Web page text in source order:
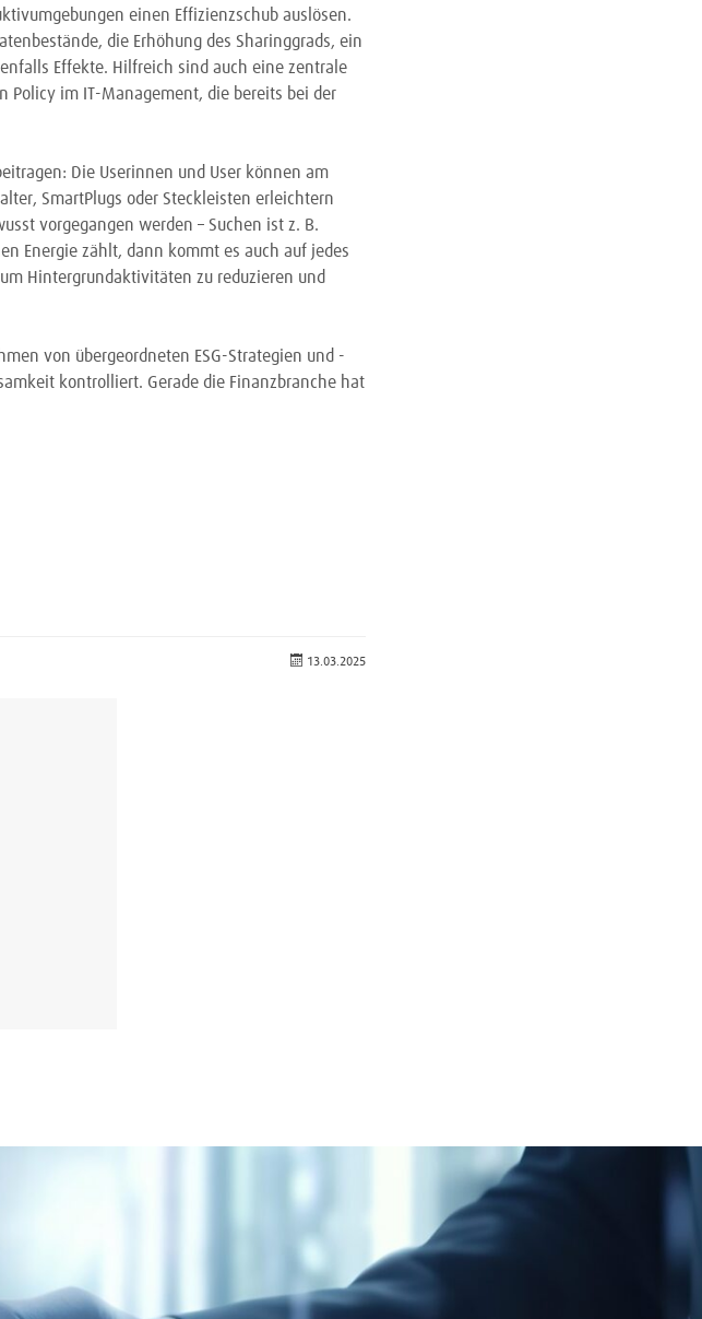
einen Effizienzschub auslösen.
die Erhöhung des Sharinggrads, ein
Effekte. Hilfreich sind auch eine zentrale
Policy im IT-Management, die bereits bei der
Die Userinnen und User können am
SmartPlugs oder Steckleisten erleichtern
vorgegangen werden – Suchen ist z. B.
Energie zählt, dann kommt es auch auf jedes
Hintergrundaktivitäten zu reduzieren und
von übergeordneten ESG-Strategien und -
kontrolliert. Gerade die Finanzbranche hat
13.03.2025